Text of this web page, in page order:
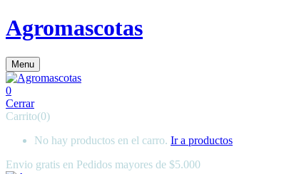
Agromascotas
Menu
0
Cerrar
Carrito(0)
No hay productos en el carro. Ir a productos
Envio gratis en Pedidos mayores de $5.000